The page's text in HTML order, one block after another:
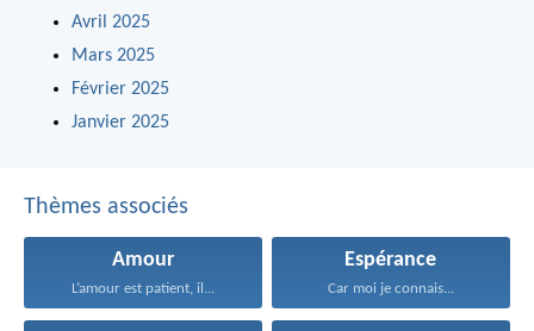
Avril 2025
Mars 2025
Février 2025
Janvier 2025
Thèmes associés
Amour
L’amour est patient, il...
Espérance
Car moi je connais...